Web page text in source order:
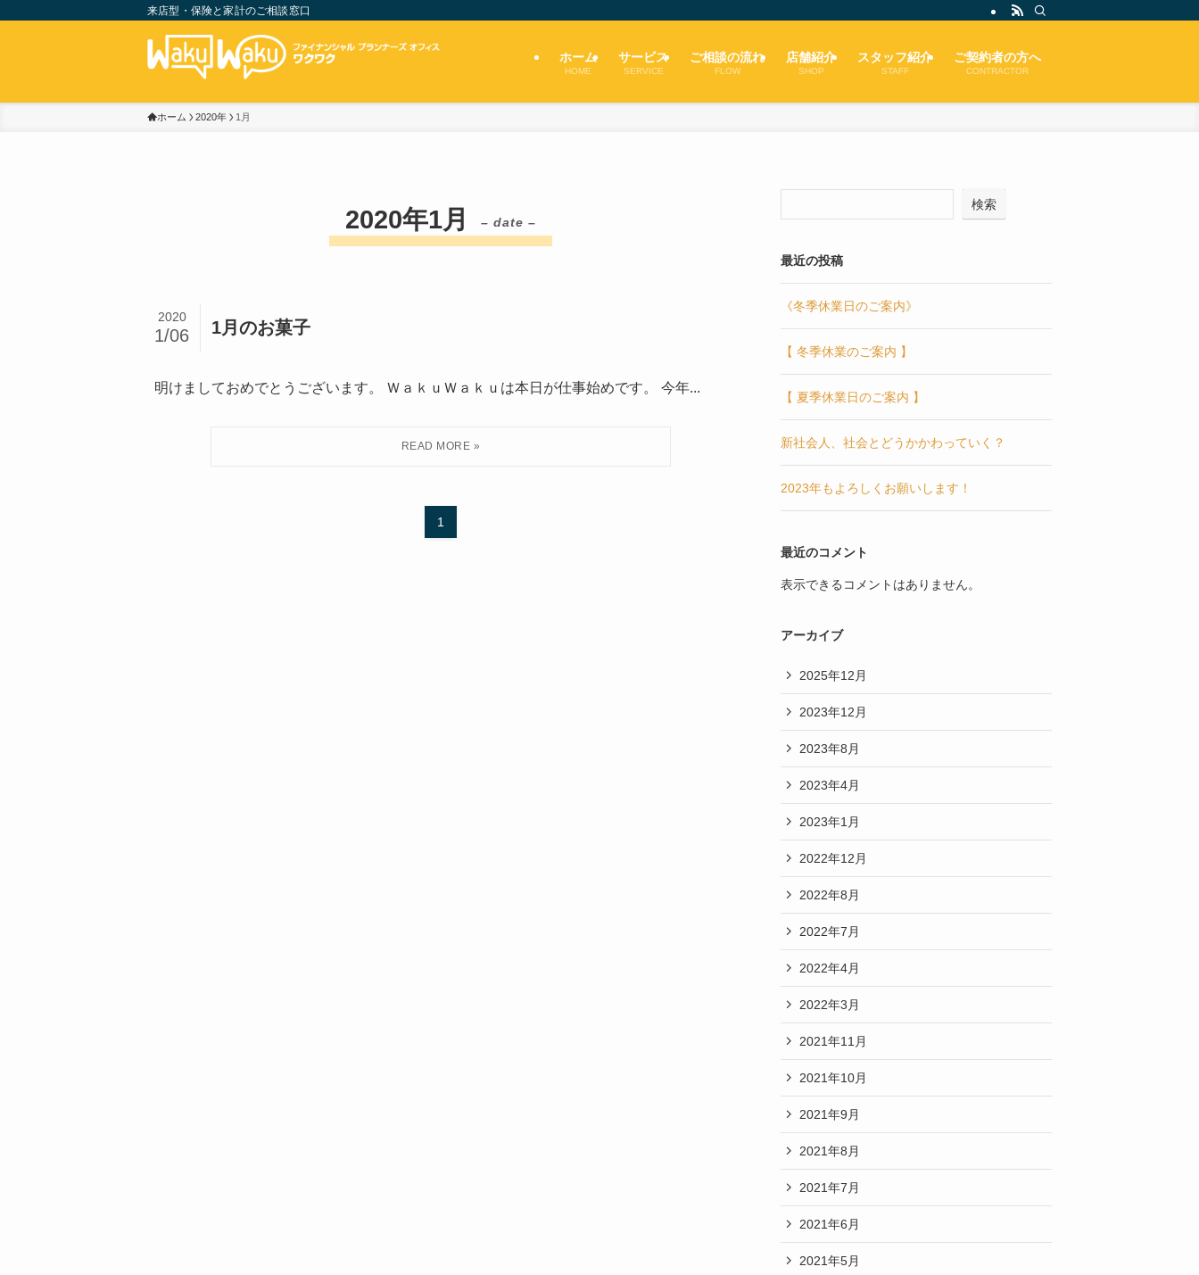
来店型・保険と家計のご相談窓口
ホーム
HOME
サービス
SERVICE
ご相談の流れ
FLOW
店舗紹介
SHOP
スタッフ紹介
STAFF
ご契約者の方へ
CONTRACTOR
ホーム 2020年 1月
2020年1月 – date –
1月のお菓子
2020
1/06
明けましておめでとうございます。 ＷａｋｕＷａｋｕは本日が仕事始めです。 今年...
1
検索
最近の投稿
《冬季休業日のご案内》
【 冬季休業のご案内 】
【 夏季休業日のご案内 】
新社会人、社会とどうかかわっていく？
2023年もよろしくお願いします！
最近のコメント
表示できるコメントはありません。
アーカイブ
2025年12月
2023年12月
2023年8月
2023年4月
2023年1月
2022年12月
2022年8月
2022年7月
2022年4月
2022年3月
2021年11月
2021年10月
2021年9月
2021年8月
2021年7月
2021年6月
2021年5月